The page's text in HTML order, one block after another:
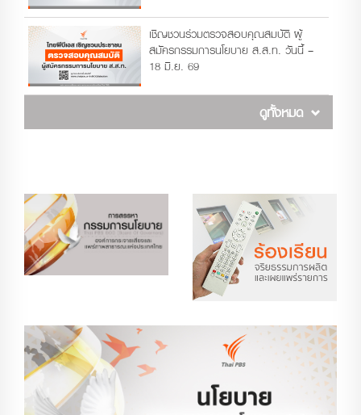
เชิญชวนร่วมตรวจสอบคุณสมบัติ ผู้
สมัครกรรมการนโยบาย ส.ส.ท. วันนี้ –
18 มิ.ย. 69
ดูทั้งหมด